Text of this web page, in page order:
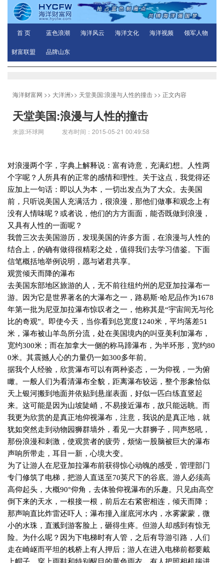
首 页 蓝色浪潮 海洋风云 海洋文化 海洋视频 领军人物
财富联盟 品牌山东
海洋财富网 >> 大洋洲>> 天堂美国:浪漫与人性的撞击 >> 正文内容
天堂美国:浪漫与人性的撞击
来源:环球网 发布时间：2015-05-21 00:49:58
对浪漫两个字，字典上解释说：富有诗意，充满幻想。人性两
个字呢？人所具有的正常的感情和理性。关于这点，我觉得还
应加上一句话：即以人为本，一切出发点为了大众。去美国
前，只听说美国人充满活力，很浪漫，那他们做事和观念上有
没有人情味呢？或者说，他们的方方面面，能否既做到浪漫，
又具有人性的一面呢？
我曾三次去美国游历，发现美国的许多方面，在浪漫与人性的
结合上，的确有做得很精彩之处，值得我们去学习借鉴。下面
信笔概括地举例说明，愿与诸君共享。
观赏倾天而降的瀑布
去美国东部地区旅游的人，无不前往纽约州的尼亚加拉瀑布一
游。因为它是世界著名的大瀑布之一，路易斯·哈尼品作为1678
年第一批为尼亚加拉瀑布惊叹者之一，他称其是“宇宙间无与伦
比的奇观”。即使今天，当你看到总宽度1240米，平均落差51
米，瀑布被山羊岛所分流，处在美国境内的叫亚美利加瀑布，
宽约300米；而在加拿大一侧的称马蹄瀑布，为半环形，宽约80
0米。其震撼人心的力量仍一如300多年前。
据我个人经验，欣赏瀑布可以有两种姿态，一为仰视，一为俯
瞰。一般人们为看清瀑布全貌，距离瀑布较远，整个形象恰似
天上银河搬到地面并依贴到悬崖表面，好似一匹白练直竖起
来。这可能是因为山坡陡峭，不易接近瀑布，故只能远眺。而
我更为欣赏的是真正地仰视瀑布，注意，我说的是真正地，就
犹如突然走到动物园狮群墙外，看见一大群狮子，同声怒吼，
那份浪漫和刺激，使观赏者的疲劳，烦恼一股脑被巨大的瀑布
声响所带走，耳目一新，心境大变。
为了让游人在尼亚加拉瀑布前获得惊心动魄的感受，管理部门
专门修筑了电梯，把游人直送至70英尺下的谷底。游人必须高
高仰起头，大概90°仰角，去体验仰视瀑布的乐趣。只见由高空
倒下来的天水，一根接一根，前后左右紧密相连，倾天而降；
那声响直比炸雷还吓人；瀑布撞入崖底河水内，水雾蒙蒙，微
小的水珠，直溅到游客脸上，砸得生疼。但游人却感到有惊无
险。为什么呢？因为下电梯时有人管，之后有导游引路，人们
走在崎岖而平坦的栈桥上有人押后；游人在进入电梯前都要戴